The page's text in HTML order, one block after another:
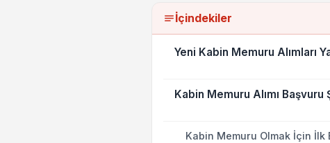
İçindekiler
Yeni Kabin Memuru Alımları
Kabin Memuru Alımı Başvuru
Kabin Memuru Olmak İçin